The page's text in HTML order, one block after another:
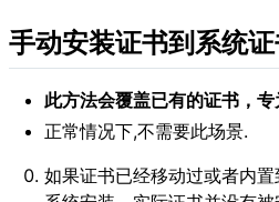
手动安装证书到系统
此方法会覆盖已有的证书，
正常情况下,不需要此场景.
如果证书已经移动过或者内